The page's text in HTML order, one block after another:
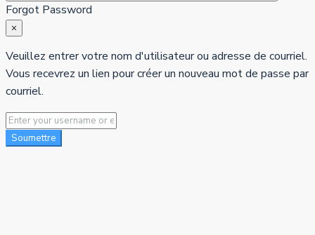
Forgot Password
×
Veuillez entrer votre nom d'utilisateur ou adresse de courriel.
Vous recevrez un lien pour créer un nouveau mot de passe par
courriel.
Soumettre